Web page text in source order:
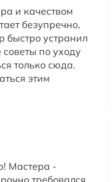
и качеством
безупречно,
быстро устранил
по уходу
только сюда.
этим
Мастера -